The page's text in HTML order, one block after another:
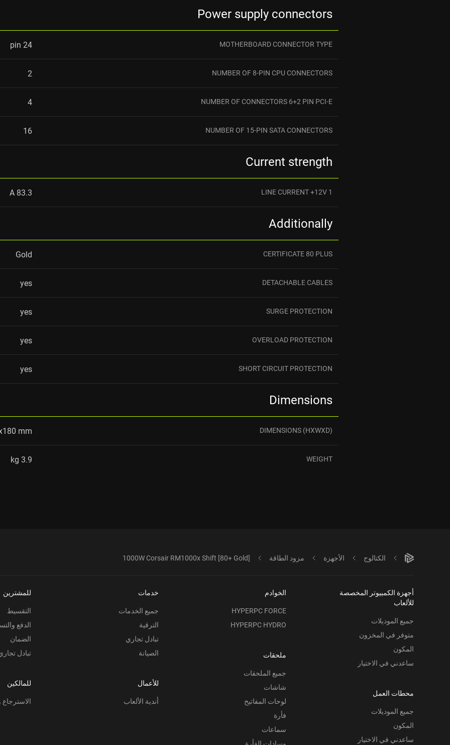
Power supply connectors
MOTHERBOARD CONNECTOR TYPE
24 pin
NUMBER OF 8-PIN CPU CONNECTORS
2
NUMBER OF CONNECTORS 6+2 PIN PCI-E
4
NUMBER OF 15-PIN SATA CONNECTORS
16
Current strength
LINE CURRENT +12V 1
83.3 A
Additionally
CERTIFICATE 80 PLUS
Gold
DETACHABLE CABLES
yes
SURGE PROTECTION
yes
OVERLOAD PROTECTION
yes
SHORT CIRCUIT PROTECTION
yes
Dimensions
DIMENSIONS (HXWXD)
mm
WEIGHT
3.9 kg
الكتالوج الأجهزة مزود الطاقة 1000W Corsair RM1000x Shift [80+ Gold]
أجهزة الكمبيوتر المخصصة
للألعاب
جميع الموديلات
متوفر في المخزون
المكون
ساعدني في الاختيار
محطات العمل
جميع الموديلات
المكون
ساعدني في الاختيار
الخوادم
HYPERPC FORCE
HYPERPC HYDRO
ملحقات
جميع الملحقات
شاشات
لوحات المفاتيح
فأرة
سماعات
خدمات
جميع الخدمات
الترقية
تبادل تجاري
الصيانة
للأعمال
أندية الألعاب
للمشترين
التقسيط
الدفع
الضمان
تبادل
للمالكين
الاسترجاع